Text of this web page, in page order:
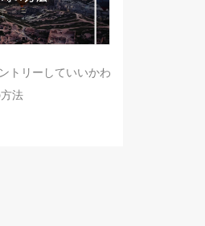
トリーしていいかわ
法